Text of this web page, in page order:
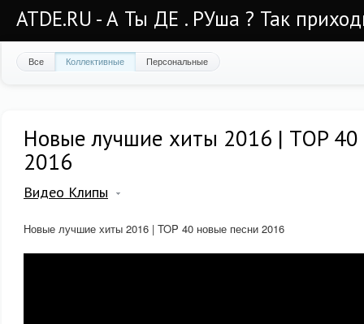
ATDE.RU - А Ты ДЕ . РУша ? Так
Все Коллективные Персональные
Новые лучшие хиты 2016 | TOP 40
2016
Видео Клипы
Новые лучшие хиты 2016 | TOP 40 новые песни 2016